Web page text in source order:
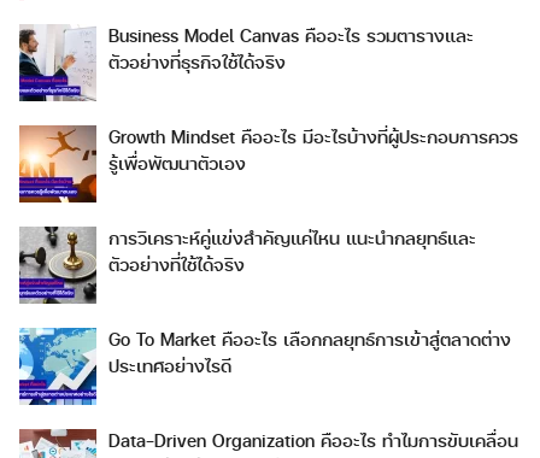
Business Model Canvas คืออะไร รวมตารางและ
ตัวอย่างที่ธุรกิจใช้ได้จริง
Growth Mindset คืออะไร มีอะไรบ้างที่ผู้ประกอบการควร
รู้เพื่อพัฒนาตัวเอง
การวิเคราะห์คู่แข่งสำคัญแค่ไหน แนะนำกลยุทธ์และ
ตัวอย่างที่ใช้ได้จริง
Go To Market คืออะไร เลือกกลยุทธ์การเข้าสู่ตลาดต่าง
ประเทศอย่างไรดี
Data-Driven Organization คืออะไร ทำไมการขับเคลื่อน